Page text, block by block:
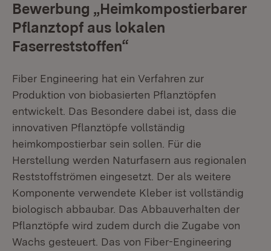
Bewerbung „Heimkompostierbarer
Pflanztopf aus lokalen
Faserreststoffen“
Fiber Engineering hat ein Verfahren zur
Produktion von biobasierten Pflanztöpfen
entwickelt. Das Besondere dabei ist, dass die
innovativen Pflanztöpfe vollständig
heimkompostierbar sein sollen. Für die
Herstellung werden Naturfasern aus regionalen
Reststoffströmen eingesetzt. Der als weitere
Komponente verwendete Kleber ist vollständig
biologisch abbaubar. Das Abbauverhalten der
Pflanztöpfe wird zudem durch die Zugabe von
Wachs gesteuert. Das von Fiber-Engineering